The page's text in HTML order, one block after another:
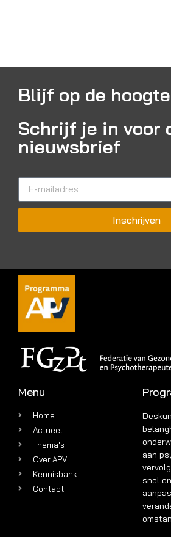
Blijf op de hoogte
Schrijf je in voor
nieuwsbrief
Inschrijven
Menu
Home
Actueel
Thema's
Over APV
Kennisbank
Contact
aan
snel